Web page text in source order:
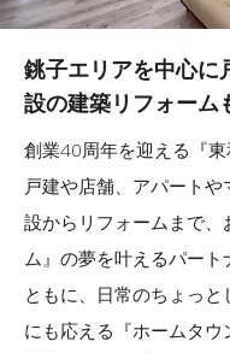
銚子エリアを中心に
設の建築リフォーム
創業40周年を迎える『東
戸建や店舗、アパートや
設からリフォームまで、
ム』の夢を叶えるパート
ともに、日常のちょっと
にも応える『ホームタウ